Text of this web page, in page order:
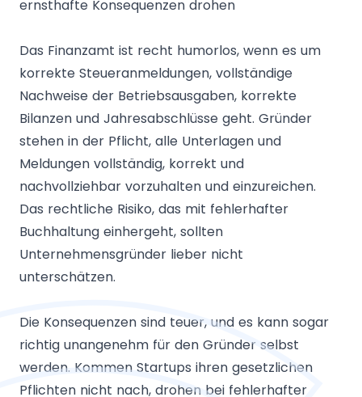
ernsthafte Konsequenzen drohen
Das Finanzamt ist recht humorlos, wenn es um
korrekte Steueranmeldungen, vollständige
Nachweise der Betriebsausgaben, korrekte
Bilanzen und Jahresabschlüsse geht. Gründer
stehen in der Pflicht, alle Unterlagen und
Meldungen vollständig, korrekt und
nachvollziehbar vorzuhalten und einzureichen.
Das rechtliche Risiko, das mit fehlerhafter
Buchhaltung einhergeht, sollten
Unternehmensgründer lieber nicht
unterschätzen.
Die Konsequenzen sind teuer, und es kann sogar
richtig unangenehm für den Gründer selbst
werden. Kommen Startups ihren gesetzlichen
Pflichten nicht nach, drohen bei fehlerhafter